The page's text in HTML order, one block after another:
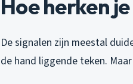
Hoe herken
De signalen zijn meestal
de hand liggende teken.